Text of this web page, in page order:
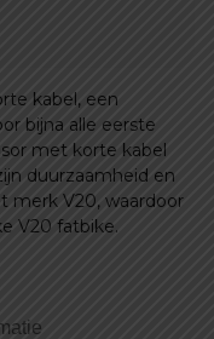
kabel, een
bijna alle eerste
met korte kabel
duurzaamheid en
merk V20, waardoor
V20 fatbike.